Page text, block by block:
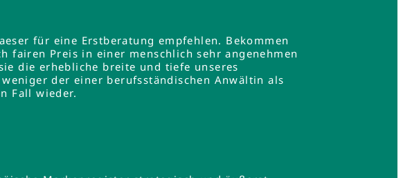
für eine Erstberatung empfehlen. Bekommen
fairen Preis in einer menschlich sehr angenehmen
die erhebliche breite und tiefe unseres
der einer berufsständischen Anwältin als
Fall wieder.